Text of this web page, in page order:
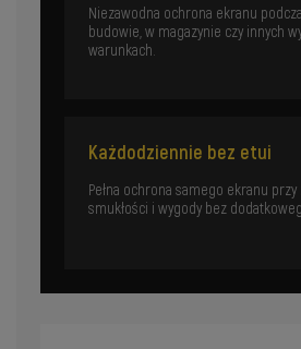
Niezawodna ochrona ekranu
budowie, w magazynie czy innych
warunkach.
Każdodziennie bez etui
Pełna ochrona samego ekranu
smukłości i wygody bez